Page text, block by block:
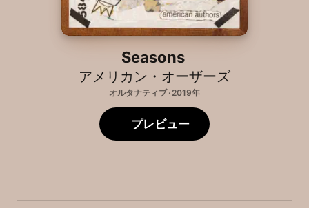
Seasons
アメリカン・オーザーズ
オルタナティブ · 2019年
プレビュー